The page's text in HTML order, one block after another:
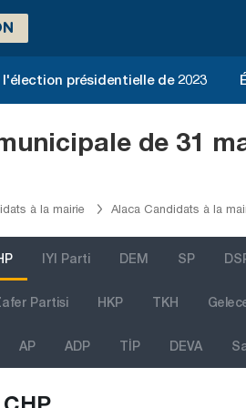
présidentielle de 2023
de 31
à la mairie Alaca Candidats à la
IYI Parti DEM SP
Partisi HKP TKH
AP ADP TİP DEVA